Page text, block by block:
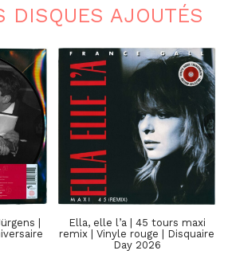
DISQUES AJOUTÉS
|
Ella, elle l’a | 45 tours maxi
remix | Vinyle rouge | Disquaire
Day 2026